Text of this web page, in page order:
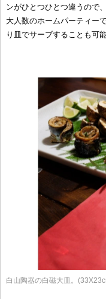
ンがひとつひとつ違うので、
大人数のホームパーティー
り皿でサーブすることも可能
白山陶器の白磁大皿。